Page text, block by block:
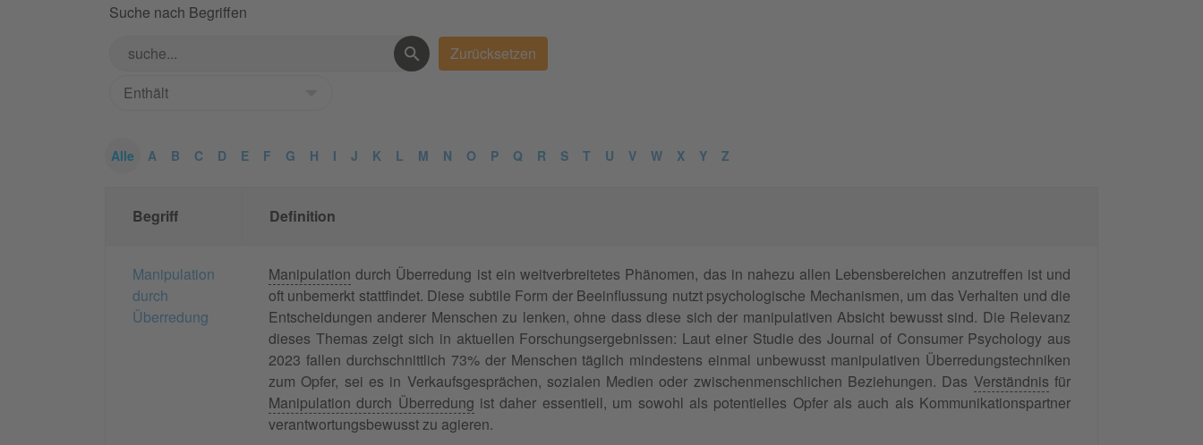
Suche nach Begriffen
Alle A B C D E F G H I J K L M N O P Q R S T U V W X Y Z
Begriff Definition
Manipulation
durch
Überredung
Manipulation durch Überredung ist ein weitverbreitetes Phänomen, das in nahezu allen Lebensbereichen anzutreffen ist und
oft unbemerkt stattfindet. Diese subtile Form der Beeinflussung nutzt psychologische Mechanismen, um das Verhalten und die
Entscheidungen anderer Menschen zu lenken, ohne dass diese sich der manipulativen Absicht bewusst sind. Die Relevanz
dieses Themas zeigt sich in aktuellen Forschungsergebnissen: Laut einer Studie des Journal of Consumer Psychology aus
2023 fallen durchschnittlich 73% der Menschen täglich mindestens einmal unbewusst manipulativen Überredungstechniken
zum Opfer, sei es in Verkaufsgesprächen, sozialen Medien oder zwischenmenschlichen Beziehungen. Das Verständnis für
Manipulation durch Überredung ist daher essentiell, um sowohl als potentielles Opfer als auch als Kommunikationspartner
verantwortungsbewusst zu agieren.